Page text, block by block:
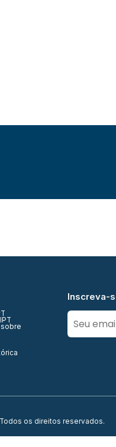
Inscreva-
os direitos reservados.